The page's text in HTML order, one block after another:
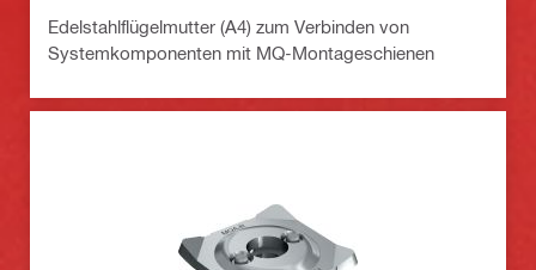
Edelstahlflügelmutter (A4) zum Verbinden von
Systemkomponenten mit MQ-Montageschienen